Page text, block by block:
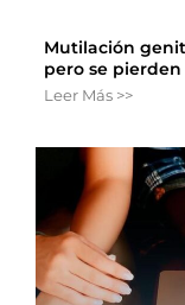
Mutilación
pero se
Leer Más >>